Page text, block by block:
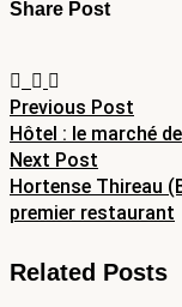
Share Post
Post
navigation
Previous Post
Hôtel : le marché
Next Post
Hortense Thireau
premier restaurant
Related Posts